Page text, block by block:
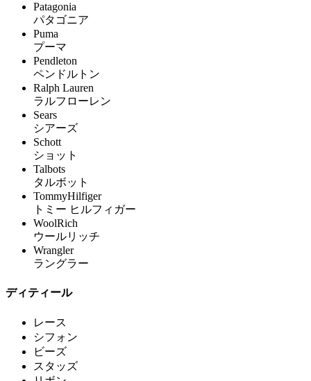
Patagonia
パタゴニア
Puma
プーマ
Pendleton
ペンドルトン
Ralph Lauren
ラルフローレン
Sears
シアーズ
Schott
ショット
Talbots
タルボット
TommyHilfiger
トミー ヒルフィガー
WoolRich
ウールリッチ
Wrangler
ラングラー
ディティール
レース
シフォン
ビーズ
スタッズ